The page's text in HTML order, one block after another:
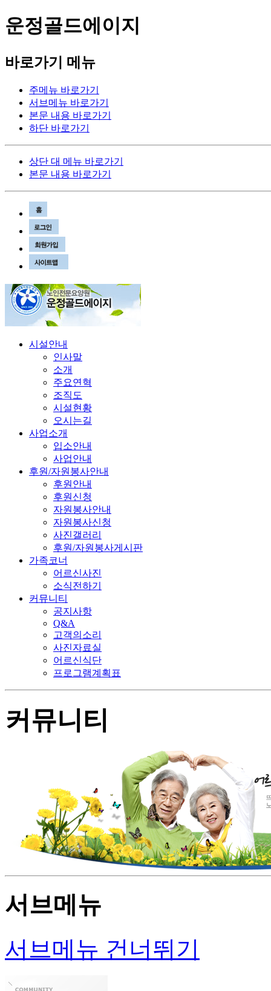
운정골드에이지
바로가기 메뉴
주메뉴 바로가기
서브메뉴 바로가기
본문 내용 바로가기
하단 바로가기
상단 대 메뉴 바로가기
본문 내용 바로가기
시설안내
인사말
소개
주요연혁
조직도
시설현황
오시는길
사업소개
입소안내
사업안내
후원/자원봉사안내
후원안내
후원신청
자원봉사안내
자원봉사신청
사진갤러리
후원/자원봉사게시판
가족코너
어르신사진
소식전하기
커뮤니티
공지사항
Q&A
고객의소리
사진자료실
어르신식단
프로그램계획표
커뮤니티
서브메뉴
서브메뉴 건너뛰기